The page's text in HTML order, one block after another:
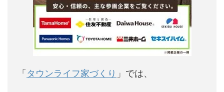
「タウンライフ家づくり 」では、